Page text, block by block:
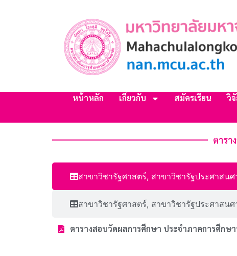
หน้าหลัก เกี่ยวกับ สมัครเรียน วิ
ตาร
สาขาวิชารัฐศาสตร์, สาขาวิชารัฐประศาสนศ
สาขาวิชารัฐศาสตร์, สาขาวิชารัฐประศาสนศ
ตารางสอบวัดผลการศึกษา ประจําภาคการศึก